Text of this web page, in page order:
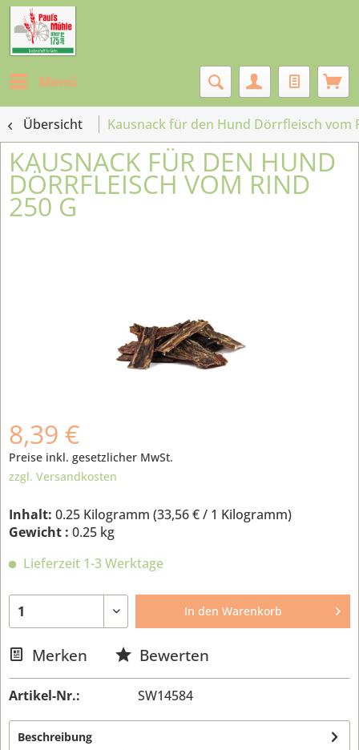
Menü
Übersicht Kausnack für den Hund Dörrfleisch vom
KAUSNACK FÜR DEN HUND
DÖRRFLEISCH VOM RIND
250 G
8,39 €
Preise inkl. gesetzlicher MwSt.
zzgl. Versandkosten
Inhalt: 0.25 Kilogramm (33,56 €/ 1 Kilogramm)
Gewicht : 0.25 kg
Lieferzeit 1-3 Werktage
In den Warenkorb
Merken Bewerten
Artikel-Nr.: SW14584
Beschreibung